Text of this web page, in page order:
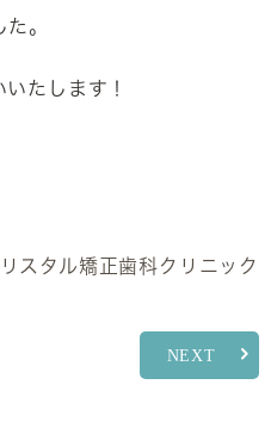
。
たします！
スタル矯正歯科クリニック
NEXT